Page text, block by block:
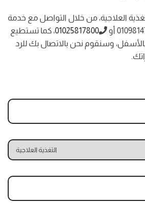
العلاجية، من خلال التواصل مع خدمة
01025817800، كما تستطيع
وسنقوم نحن بالاتصال بك للرد